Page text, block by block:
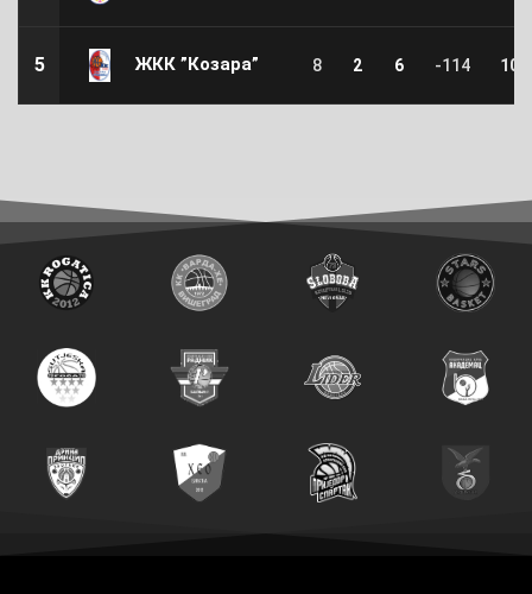
5 ЖКК ”Козара” 8 2 6 -114 10